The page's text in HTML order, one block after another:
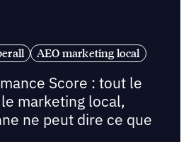
AEO marketing local
Score : tout le
marketing local,
ne peut dire ce que